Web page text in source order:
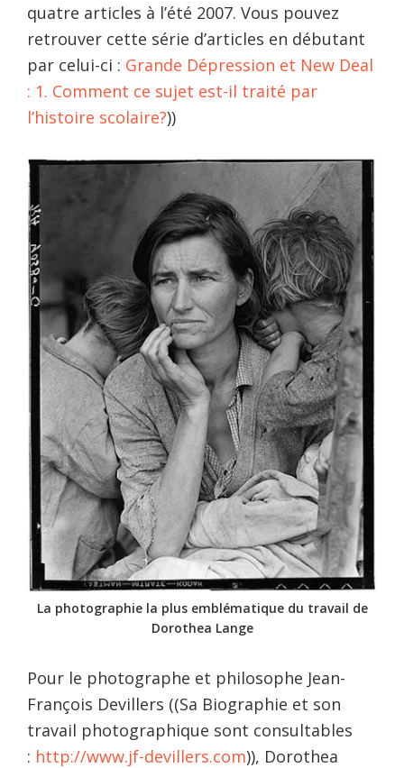
quatre articles à l’été 2007. Vous pouvez
retrouver cette série d’articles en débutant
par celui-ci : Grande Dépression et New Deal
: 1. Comment ce sujet est-il traité par
l’histoire scolaire?))
La photographie la plus emblématique du travail de
Dorothea Lange
Pour le photographe et philosophe Jean-
François Devillers ((Sa Biographie et son
travail photographique sont consultables
: http://www.jf-devillers.com)), Dorothea